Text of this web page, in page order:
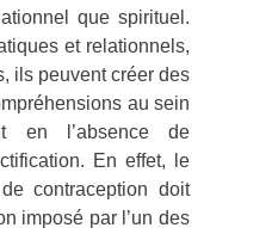
que spirituel.
et relationnels,
ils peuvent créer des
au sein
en l’absence de
En effet, le
contraception doit
imposé par l’un des